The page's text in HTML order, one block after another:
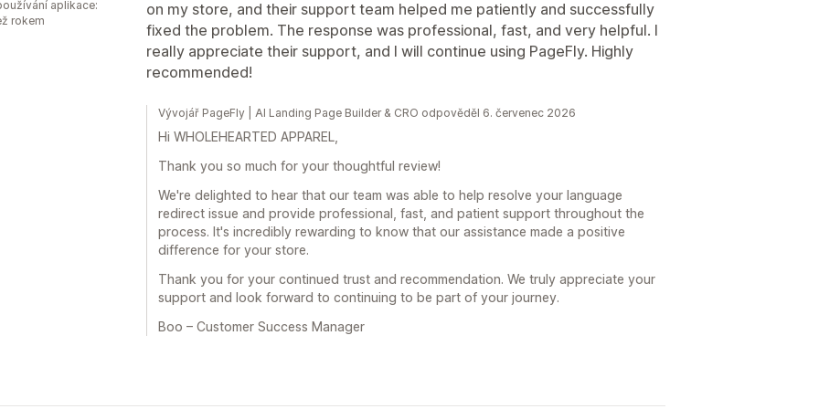
on my store, and their support team helped me patiently and successfully
fixed the problem. The response was professional, fast, and very helpful. I
really appreciate their support, and I will continue using PageFly. Highly
recommended!
aplikace:
rokem
Vývojář PageFly | AI Landing Page Builder & CRO odpověděl 6. červenec 2026
Hi WHOLEHEARTED APPAREL,
Thank you so much for your thoughtful review!
We're delighted to hear that our team was able to help resolve your language
redirect issue and provide professional, fast, and patient support throughout the
process. It's incredibly rewarding to know that our assistance made a positive
difference for your store.
Thank you for your continued trust and recommendation. We truly appreciate your
support and look forward to continuing to be part of your journey.
Boo – Customer Success Manager